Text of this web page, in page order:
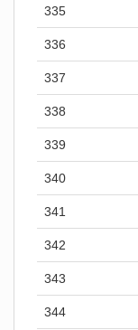
335
336
337
338
339
340
341
342
343
344